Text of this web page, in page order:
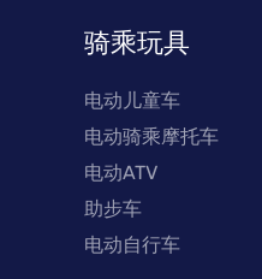
骑乘玩具
电动儿童车
电动骑乘摩托车
电动ATV
助步车
电动自行车